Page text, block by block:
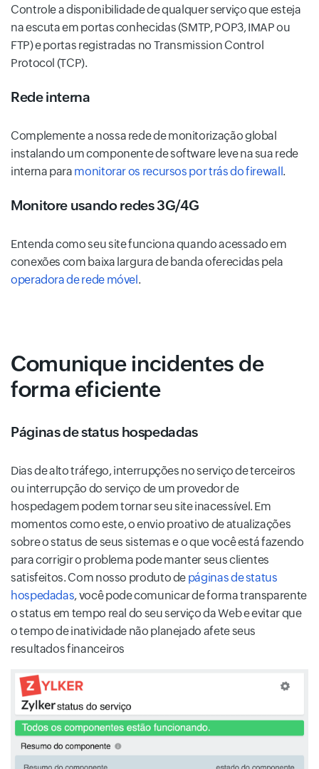
Controle a disponibilidade de qualquer serviço que esteja
na escuta em portas conhecidas (SMTP, POP3, IMAP ou
FTP) e portas registradas no Transmission Control
Protocol (TCP).
Rede interna
Complemente a nossa rede de monitorização global
instalando um componente de software leve na sua rede
interna para monitorar os recursos por trás do firewall.
Monitore usando redes 3G/4G
Entenda como seu site funciona quando acessado em
conexões com baixa largura de banda oferecidas pela
operadora de rede móvel.
Comunique incidentes de
forma eficiente
Páginas de status hospedadas
Dias de alto tráfego, interrupções no serviço de terceiros
ou interrupção do serviço de um provedor de
hospedagem podem tornar seu site inacessível. Em
momentos como este, o envio proativo de atualizações
sobre o status de seus sistemas e o que você está fazendo
para corrigir o problema pode manter seus clientes
satisfeitos. Com nosso produto de páginas de status
hospedadas, você pode comunicar de forma transparente
o status em tempo real do seu serviço da Web e evitar que
o tempo de inatividade não planejado afete seus
resultados financeiros